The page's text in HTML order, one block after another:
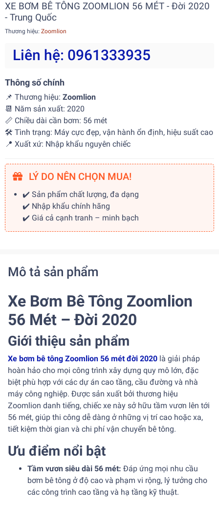
XE BƠM BÊ TÔNG ZOOMLION 56 MÉT - Đời 2020
- Trung Quốc
Thương hiệu: Zoomlion
Liên hệ: 0961333935
Thông số chính
📌 Thương hiệu: Zoomlion
📆 Năm sản xuất: 2020
📏 Chiều dài cần bơm: 56 mét
🛠 Tình trạng: Máy cực đẹp, vận hành ổn định, hiệu suất cao
📍 Xuất xứ: Nhập khẩu nguyên chiếc
LÝ DO NÊN CHỌN MUA!
✔️ Sản phẩm chất lượng, đa dạng
✔️ Nhập khẩu chính hãng
✔️ Giá cả cạnh tranh – minh bạch
Mô tả sản phẩm
Xe Bơm Bê Tông Zoomlion
56 Mét – Đời 2020
Giới thiệu sản phẩm
Xe bơm bê tông Zoomlion 56 mét đời 2020 là giải pháp
hoàn hảo cho mọi công trình xây dựng quy mô lớn, đặc
biệt phù hợp với các dự án cao tầng, cầu đường và nhà
máy công nghiệp. Được sản xuất bởi thương hiệu
Zoomlion danh tiếng, chiếc xe này sở hữu tầm vươn lên tới
56 mét, giúp thi công dễ dàng ở những vị trí cao hoặc xa,
tiết kiệm thời gian và chi phí vận chuyển bê tông.
Ưu điểm nổi bật
Tầm vươn siêu dài 56 mét: Đáp ứng mọi nhu cầu
bơm bê tông ở độ cao và phạm vi rộng, lý tưởng cho
các công trình cao tầng và hạ tầng kỹ thuật.